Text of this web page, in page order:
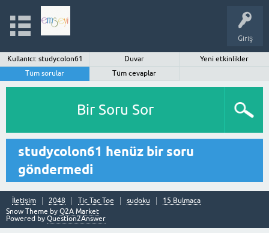
Giriş
Kullanıcı: studycolon61 Duvar
Yeni etkinlikler
Tüm sorular
Tüm cevaplar
Bir Soru Sor
studycolon61 henüz bir soru
göndermedi
İletişim 2048 Tic Tac Toe sudoku
15 Bulmaca
Snow Theme by Q2A Market
Powered by Question2Answer